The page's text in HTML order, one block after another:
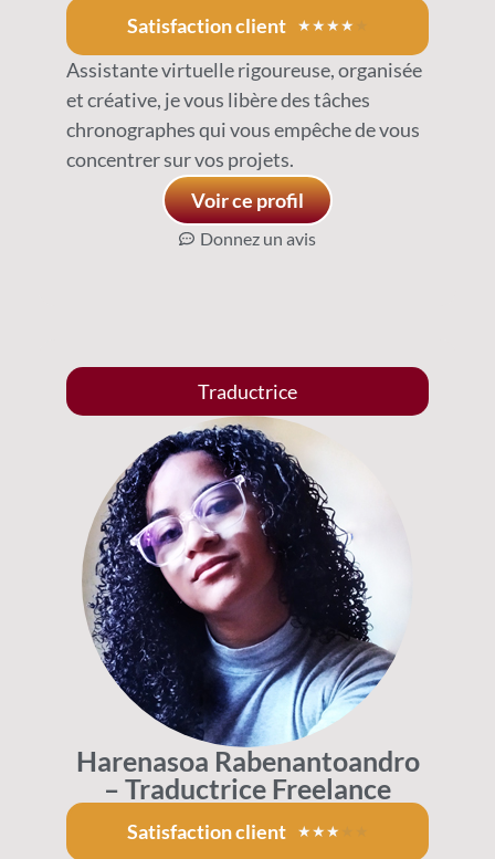
Satisfaction client ★★★★
Assistante virtuelle rigoureuse, organisée
et créative, je vous libère des tâches
chronographes qui vous empêche de vous
concentrer sur vos projets.
Voir ce profil
Donnez un avis
Traductrice
Harenasoa Rabenantoandro
– Traductrice Freelance
Satisfaction client ★★★